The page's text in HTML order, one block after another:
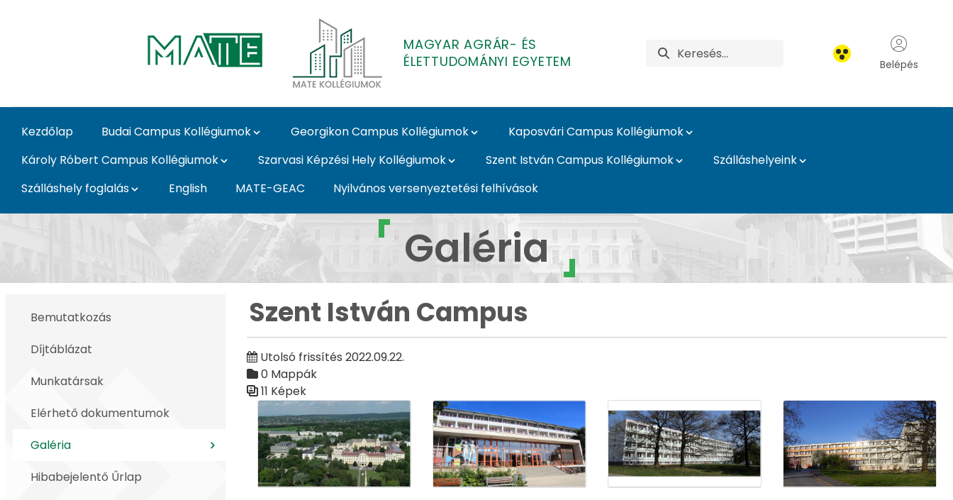
MAGYAR AGRÁR- ÉS
ÉLETTUDOMÁNYI EGYETEM
Belépés
Kezdőlap Budai Campus Kollégiumok Georgikon Campus Kollégiumok
Kaposvári Campus Kollégiumok
Károly Róbert Campus Kollégiumok
Szarvasi Képzési Hely Kollégiumok Szent István Campus Kollégiumok
Szálláshelyeink
Szálláshely foglalás
English MATE-GEAC Nyilvános versenyeztetési felhívások
Szent István Campus - Galéria - MATE Kollégiumok
Galéria
Bemutatkozás
Díjtáblázat
Munkatársak
Elérhető dokumentumok
Galéria
Hibabejelentő Űrlap
Szent István Campus
Utolsó frissítés 2022.09.22.
0 Mappák
11 Képek
Médiatár